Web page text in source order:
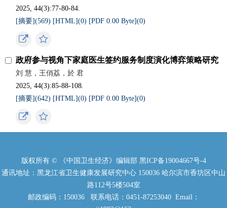
2025, 44(3):77-80-84.
[摘要](569) [HTML](0) [PDF 0.00 Byte](0)
政府参与视角下家庭医生签约服务制度演化博弈策略研究
刘 慧，王俏荔，於 君
2025, 44(3):85-88-108.
[摘要](642) [HTML](0) [PDF 0.00 Byte](0)
版权所有 © 《中国卫生经济》编辑部 黑ICP备19004667号-4
通讯地址：黑龙江省卫生健康发展研究中心 150036 哈尔滨市香坊区中山
路112号5楼504室
邮政编码：150036 联系电话：0451-87253040 Email：